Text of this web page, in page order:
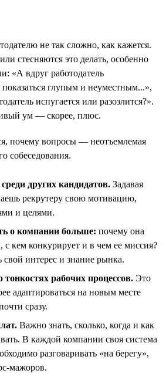
не так сложно, как кажется.
стесняются это делать, особенно
«А вдруг работодатель
глупым и неуместным...»,
испугается или разозлится?».
ум — скорее, плюс.
почему вопросы — неотъемлемая
собеседования.
других кандидатов. Задавая
рекрутеру свою мотивацию,
и целями.
о компании больше: почему она
с кем конкурирует и в чем ее миссия?
свой интерес и знание рынка.
тонкостях рабочих процессов. Это
адаптироваться на новым месте
сразу.
Важно знать, сколько, когда и как
В каждой компании своя система
разговаривать «на берегу»,
мажоров.